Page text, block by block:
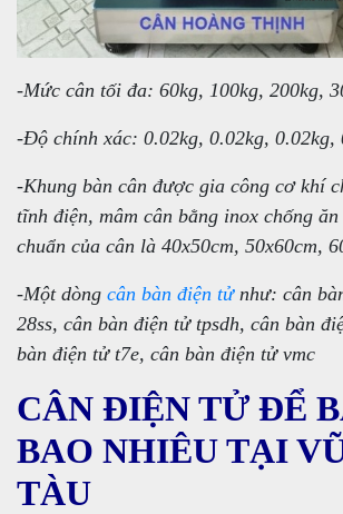
-Mức cân tối đa: 60kg, 100kg, 200kg,
-Độ chính xác: 0.02kg, 0.02kg, 0.02kg,
-Khung bàn cân được gia công cơ khí
tĩnh điện, mâm cân bằng inox chống
chuẩn của cân là 40x50cm, 50x60cm,
-Một dòng cân bàn điện tửnhư: cân
28ss, cân bàn điện tử tpsdh, cân bàn
bàn điện tử t7e, cân bàn điện tử vmc
CÂN ĐIỆN TỬ ĐỂ
BAO NHIÊU TẠI
TÀU